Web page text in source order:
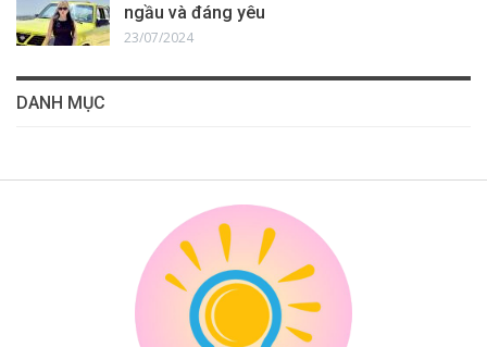
ngầu và đáng yêu
23/07/2024
DANH MỤC